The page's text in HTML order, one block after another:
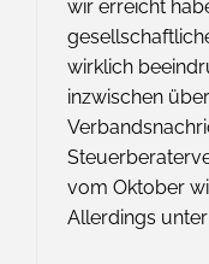
wir erreicht
wirklich
inzwischen
vom Oktober
Allerdings